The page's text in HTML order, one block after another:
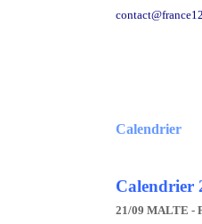
Calendrier
Calendrier
21/09 MALTE -